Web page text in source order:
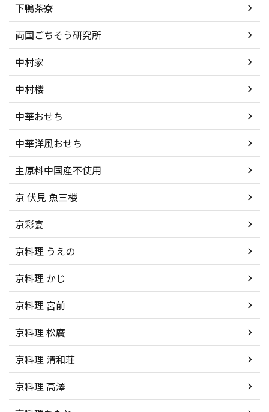
下鴨茶寮
両国ごちそう研究所
中村家
中村楼
中華おせち
中華洋風おせち
主原料中国産不使用
京 伏見 魚三楼
京彩宴
京料理 うえの
京料理 かじ
京料理 宮前
京料理 松廣
京料理 清和荘
京料理 高澤